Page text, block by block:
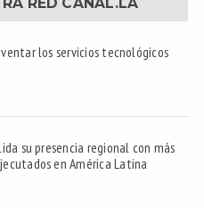
los servicios tecnológicos
su presencia regional con más
en América Latina